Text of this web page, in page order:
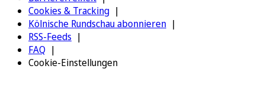
Cookies & Tracking
Kölnische Rundschau abonnieren
RSS-Feeds
FAQ
Cookie-Einstellungen